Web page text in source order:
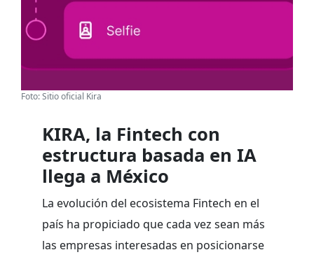
Foto: Sitio oficial Kira
KIRA, la Fintech con
estructura basada en IA
llega a México
La evolución del ecosistema Fintech en el
país ha propiciado que cada vez sean más
las empresas interesadas en posicionarse